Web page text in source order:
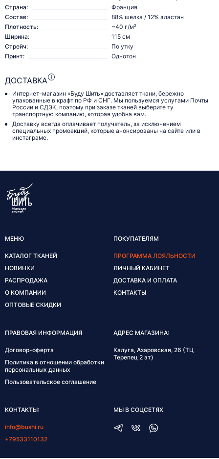
Страна:
Франция
Состав:
88% шелка / 12% эластан
Плотность:
~40 г/м²
Ширина:
115 см
Стрейч:
По утку
Принт:
Однотон
ДОСТАВКА
Интернет-магазин «Буду Шить» доставляет ткани, бережно
упакованные в крафт по РФ и СНГ. Мы пользуемся услугами Почты
России и СДЭК, поэтому при заказе тканей выберите ту
транспортную компанию, которая удобна вам.
Доставку всегда оплачивает получатель, за исключением
специальных промоакций, которые анонсированы на сайте или в
инстаграме.
МЕНЮ
КАТАЛОГ ТКАНЕЙ
НОВИНКИ
РАСПРОДАЖА
О КОМПАНИИ
ОПТОВЫЕ СКИДКИ
ПОКУПАТЕЛЯМ
ПРОГРАММА ЛОЯЛЬНОСТИ
ЛИЧНЫЙ КАБИНЕТ
ДОСТАВКА И ОПЛАТА
КОНТАКТЫ
ПРАВОВАЯ ИНФОРМАЦИЯ
Договор-оферта
Политика в отношении обработки
персональных данных
Пользовательское соглашение
АДРЕС МАГАЗИНА:
Калуга, Азаровская, 26 (ТЦ
Терепец 2 эт)
КОНТАКТЫ:
info@bushi.ru
+79533110132
МЫ В СОЦСЕТЯХ